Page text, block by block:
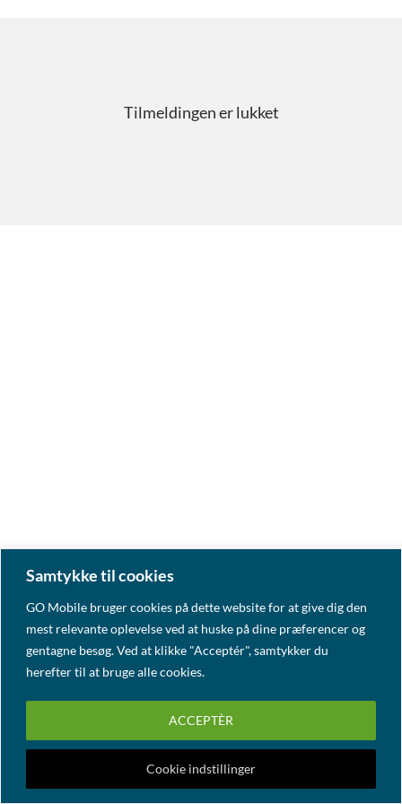
Samtykke til cookies
GO Mobile bruger cookies på dette website for at give dig den
mest relevante oplevelse ved at huske på dine præferencer og
gentagne besøg. Ved at klikke "Acceptér", samtykker du
herefter til at bruge alle cookies.
Cookie indstillinger
ACCEPTÈR
Tilmeldingen er lukket